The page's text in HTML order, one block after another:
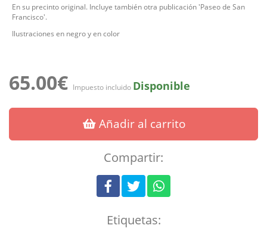
En su precinto original. Incluye también otra publicación 'Paseo de San
Francisco'.
Ilustraciones en negro y en color
65.00€ Impuesto incluido Disponible
Añadir al carrito
Compartir:
Etiquetas: